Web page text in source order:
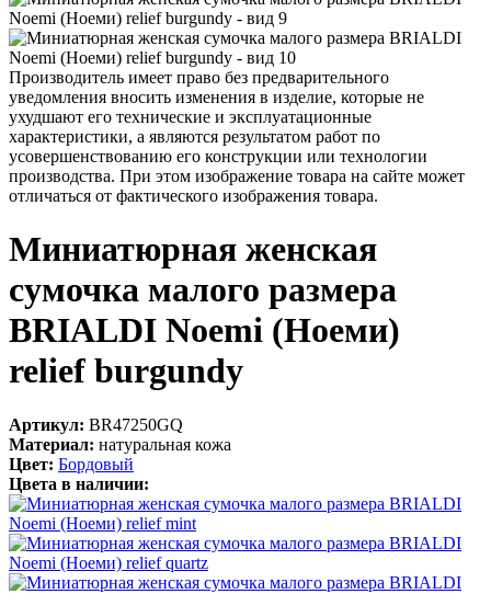
Производитель имеет право без предварительного
уведомления вносить изменения в изделие, которые не
ухудшают его технические и эксплуатационные
характеристики, а являются результатом работ по
усовершенствованию его конструкции или технологии
производства. При этом изображение товара на сайте может
отличаться от фактического изображения товара.
Миниатюрная женская
сумочка малого размера
BRIALDI Noemi (Ноеми)
relief burgundy
Артикул: BR47250GQ
Материал: натуральная кожа
Цвет: Бордовый
Цвета в наличии: